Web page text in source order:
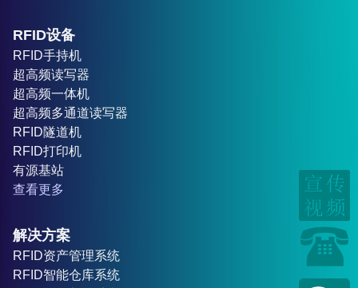
RFID设备
RFID手持机
超高频读写器
超高频一体机
超高频多通道读写器
RFID隧道机
RFID打印机
有源基站
查看更多
解决方案
RFID资产管理系统
RFID智能仓库系统